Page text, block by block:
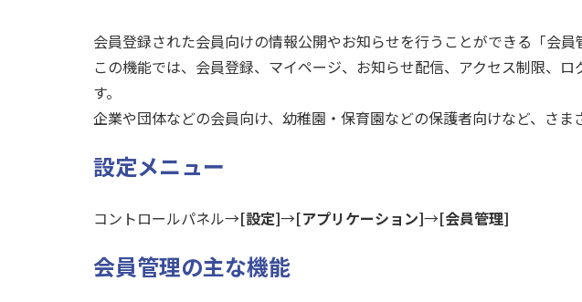
会員登録された会員向けの情報公開やお知らせを行うことができる「会員
この機能では、会員登録、マイページ、お知らせ配信、アクセス制限、
す。
企業や団体などの会員向け、幼稚園・保育園などの保護者向けなど、さま
設定メニュー
コントロールパネル→[設定]→[アプリケーション]→[会員管理]
会員管理の主な機能